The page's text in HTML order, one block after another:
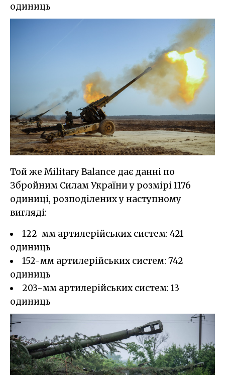
одиниць
Той же Military Balance дає данні по
Збройним Силам України у розмірі 1176
одиниці, розподілених у наступному
вигляді:
122-мм артилерійських систем: 421
одиниць
152-мм артилерійських систем: 742
одиниць
203-мм артилерійських систем: 13
одиниць